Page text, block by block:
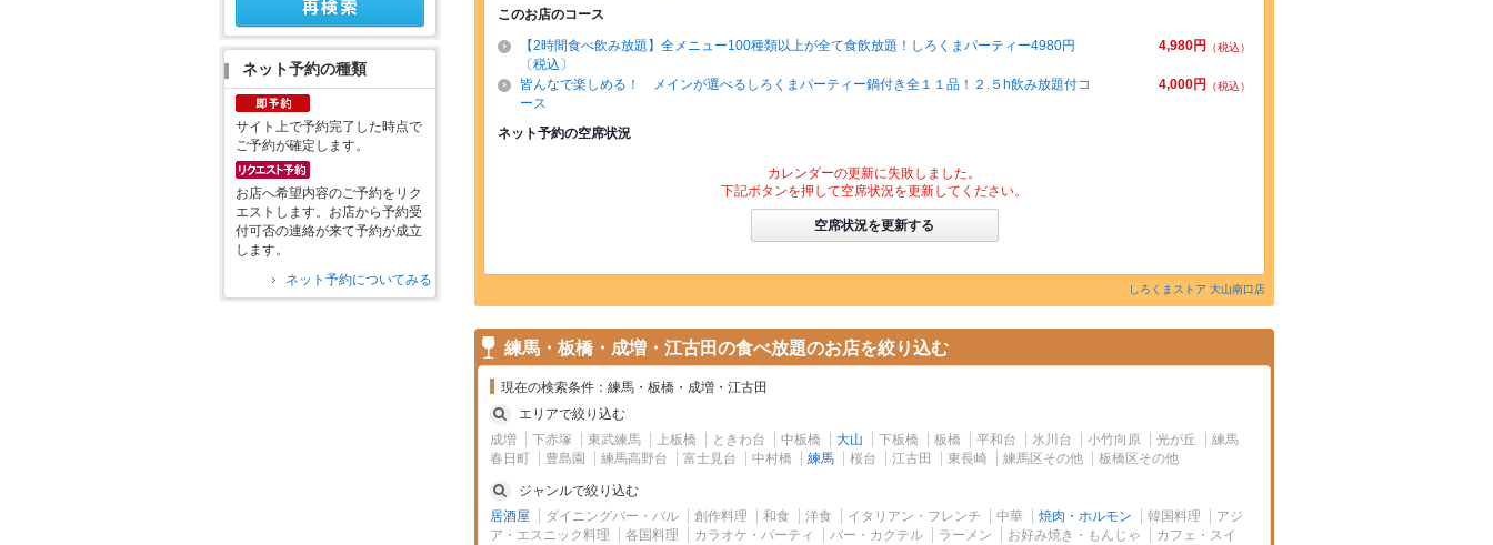
ネット予約の種類
サイト上で予約完了した時点で
ご予約が確定します。
お店へ希望内容のご予約をリク
エストします。お店から予約受
付可否の連絡が来て予約が成立
します。
ネット予約についてみる
このお店のコース
4,980円
（税込）
【2時間食べ飲み放題】全メニュー100種類以上が全て食飲放題！しろくまパーティー4980円
〔税込〕
4,000円
（税込）
皆んなで楽しめる！ メインが選べるしろくまパーティー鍋付き全１１品！２.５h飲み放題付コ
ース
ネット予約の空席状況
カレンダーの更新に失敗しました。
下記ボタンを押して空席状況を更新してください。
空席状況を更新する
しろくまストア 大山南口店
練馬・板橋・成増・江古田の食べ放題のお店を絞り込む
現在の検索条件： 練馬・板橋・成増・江古田
エリアで絞り込む
成増
下赤塚 東武練馬 上板橋 ときわ台 中板橋 大山 下板橋 板橋 平和台 氷川台 小竹向原 光が丘
練馬
春日町
豊島園 練馬高野台 富士見台 中村橋 練馬 桜台 江古田 東長崎 練馬区その他 板橋区その他
ジャンルで絞り込む
居酒屋
ダイニングバー・バル 創作料理 和食 洋食 イタリアン・フレンチ 中華 焼肉・ホルモン 韓国料理
アジ
ア・エスニック料理
各国料理 カラオケ・パーティ バー・カクテル ラーメン お好み焼き・もんじゃ
カフェ・スイ